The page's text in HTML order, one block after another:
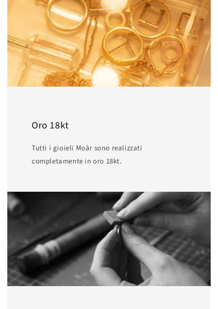
Oro 18kt
Tutti i gioieli Moàr sono realizzati
completamente in oro 18kt.